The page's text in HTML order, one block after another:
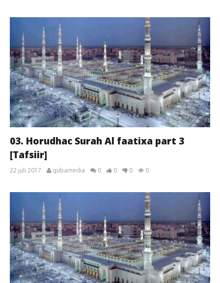
03. Horudhac Surah Al faatixa part 3
[Tafsiir]
22 juli 2017 qubamedia 0 0 0 0